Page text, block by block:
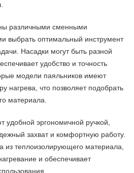
различными сменными
выбрать оптимальный инструмент
Насадки могут быть разной
удобство и точность
модели паяльников имеют
нагрева, что позволяет подобрать
материала.
эргономичной ручкой,
захват и комфортную работу.
из теплоизолирующего материала,
и обеспечивает